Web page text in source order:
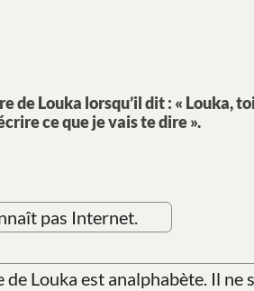
de Louka lorsqu’il dit : « Louka,
ce que je vais te dire ».
pas Internet.
Louka est analphabète. Il ne